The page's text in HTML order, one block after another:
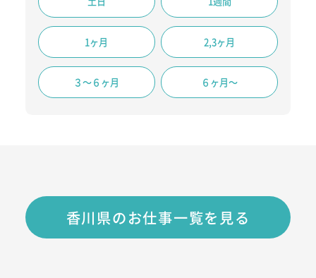
1ヶ月 2,3ヶ月
３～６ヶ月 ６ヶ月～
香川県のお仕事一覧を見る